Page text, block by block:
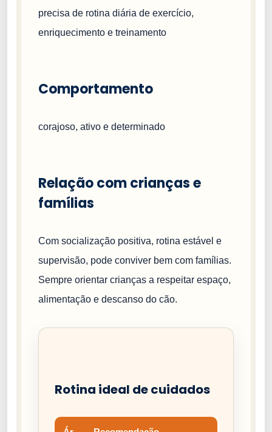
precisa de rotina diária de exercício,
enriquecimento e treinamento
Comportamento
corajoso, ativo e determinado
Relação com crianças e
famílias
Com socialização positiva, rotina estável e
supervisão, pode conviver bem com famílias.
Sempre orientar crianças a respeitar espaço,
alimentação e descanso do cão.
Rotina ideal de cuidados